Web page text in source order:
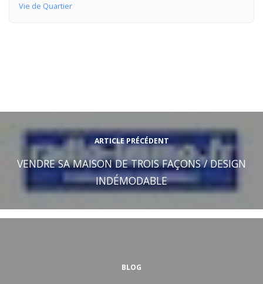
Vie de Quartier
ARTICLE PRÉCÉDENT
VENDRE SA MAISON DE TROIS FAÇONS / DESIGN
INDÉMODABLE
BLOG